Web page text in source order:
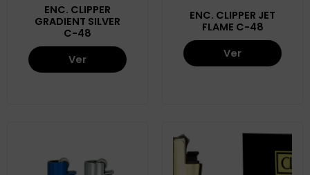
ENC. CLIPPER
GRADIENT SILVER
C-48
Ver
ENC. CLIPPER JET
FLAME C-48
Ver